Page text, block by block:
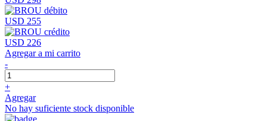
USD 255
USD 226
Agregar a mi carrito
-
+
Agregar
No hay suficiente stock disponible